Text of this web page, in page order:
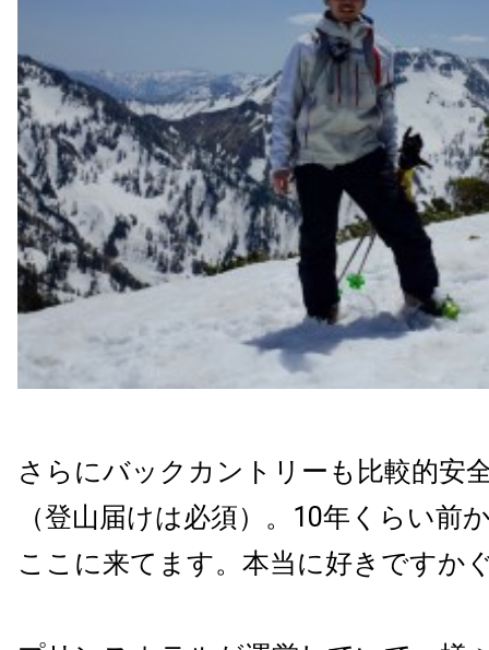
さらにバックカントリーも比較的安
（登山届けは必須）。10年くらい前
ここに来てます。本当に好きですか